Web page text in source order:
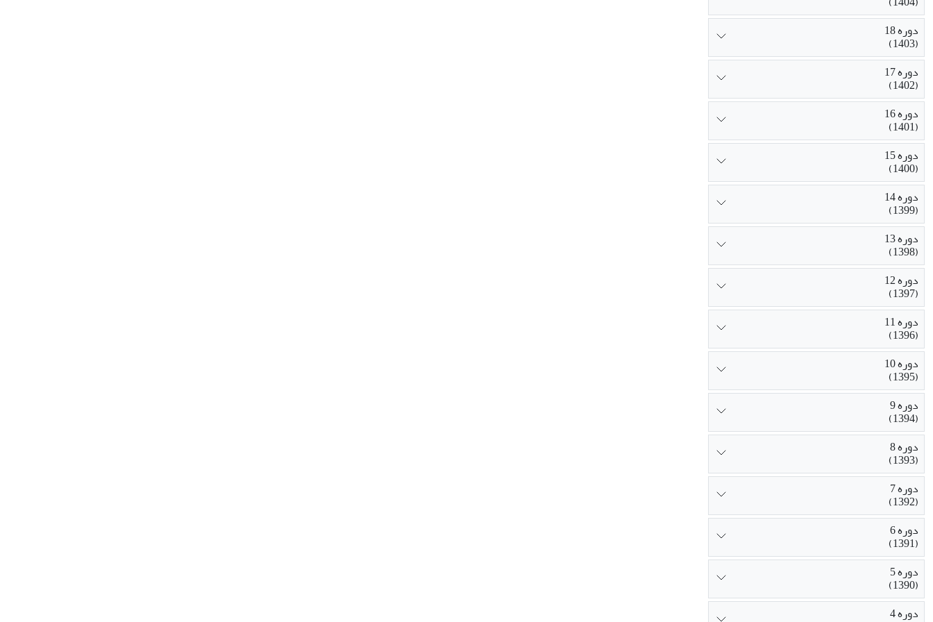
دوره 18
(1403)
دوره 17
(1402)
دوره 16
(1401)
دوره 15
(1400)
دوره 14
(1399)
دوره 13
(1398)
دوره 12
(1397)
دوره 11
(1396)
دوره 10
(1395)
دوره 9
(1394)
دوره 8
(1393)
دوره 7
(1392)
دوره 6
(1391)
دوره 5
(1390)
دوره 4